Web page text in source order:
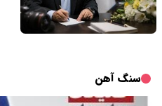
سنگ آهن